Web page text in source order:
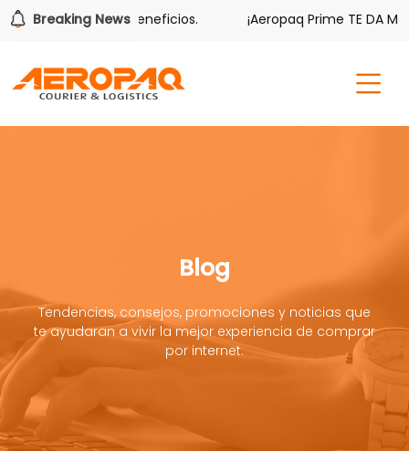
Breaking News
tiene sus beneficios. ¡Aeropaq Prime TE DA MÁS!
Blog
Tendencias, consejos, promociones y noticias que
te ayudaran a vivir la mejor experiencia de comprar
por internet.